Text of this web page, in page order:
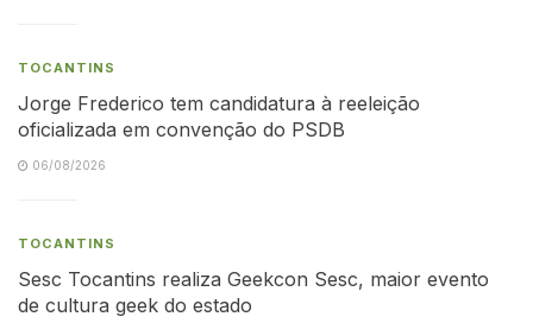
TOCANTINS
Jorge Frederico tem candidatura à reeleição
oficializada em convenção do PSDB
06/08/2026
TOCANTINS
Sesc Tocantins realiza Geekcon Sesc, maior evento
de cultura geek do estado